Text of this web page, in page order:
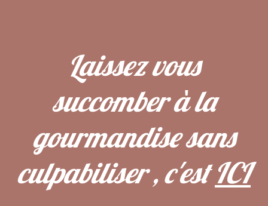
Laissez vous
succomber à la
gourmandise sans
culpabiliser , c'estICI